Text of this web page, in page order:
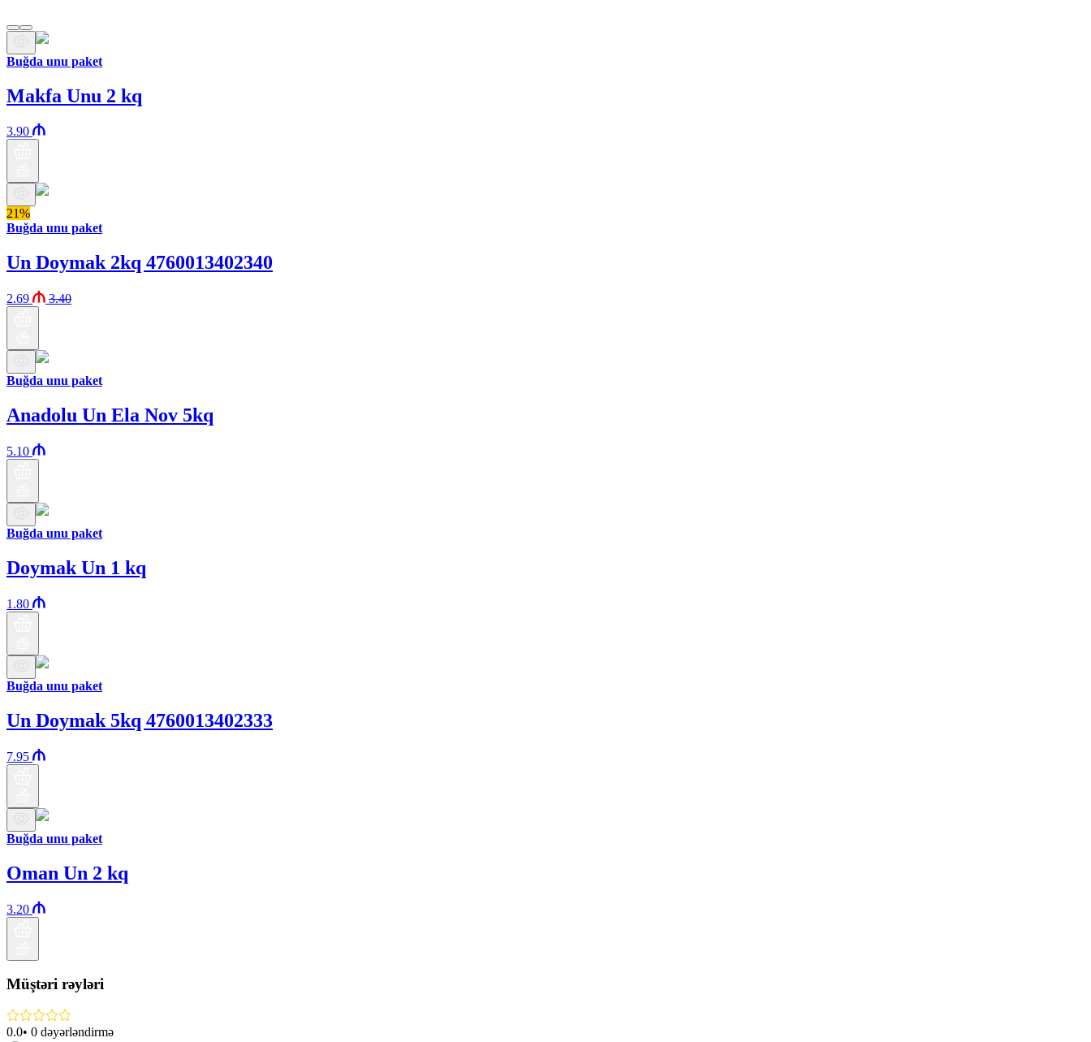
Buğda unu paket
Makfa Unu 2 kq
3.90
21%
Buğda unu paket
Un Doymak 2kq 4760013402340
2.69 3.40
Buğda unu paket
Anadolu Un Ela Nov 5kq
5.10
Buğda unu paket
Doymak Un 1 kq
1.80
Buğda unu paket
Un Doymak 5kq 4760013402333
7.95
Buğda unu paket
Oman Un 2 kq
3.20
Müştəri rəyləri
0.0• 0 dəyərləndirmə